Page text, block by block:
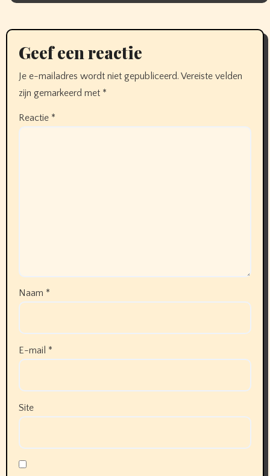
Geef een reactie
Je e-mailadres wordt niet gepubliceerd. Vereiste velden
zijn gemarkeerd met *
Reactie *
Naam *
E-mail *
Site